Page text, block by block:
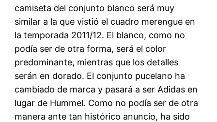
camiseta del conjunto blanco será muy
similar a la que vistió el cuadro merengue en
la temporada 2011/12. El blanco, como no
podía ser de otra forma, será el color
predominante, mientras que los detalles
serán en dorado. El conjunto pucelano ha
cambiado de marca y pasará a ser Adidas en
lugar de Hummel. Como no podía ser de otra
manera ante tan histórico anuncio, ha sido